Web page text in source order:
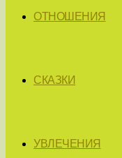
ОТНОШЕНИЯ
СКАЗКИ
УВЛЕЧЕНИЯ